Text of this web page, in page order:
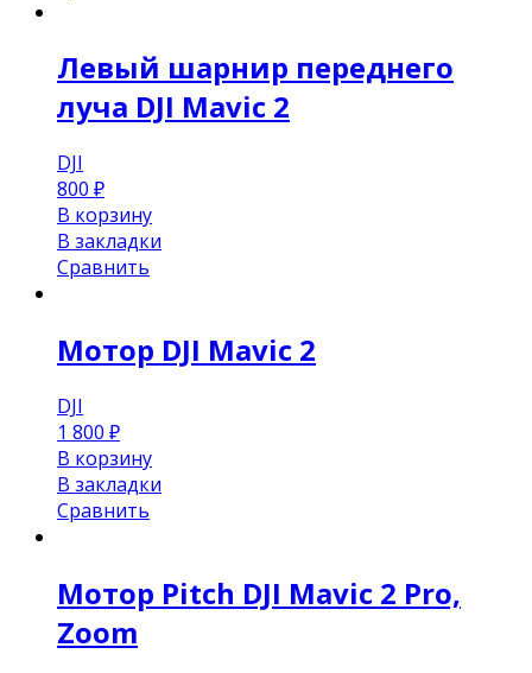
Левый шарнир переднего
луча DJI Mavic 2
DJI
800 ₽
В корзину
В закладки
Сравнить
Мотор DJI Mavic 2
DJI
1 800 ₽
В корзину
В закладки
Сравнить
Мотор Pitch DJI Mavic 2 Pro,
Zoom